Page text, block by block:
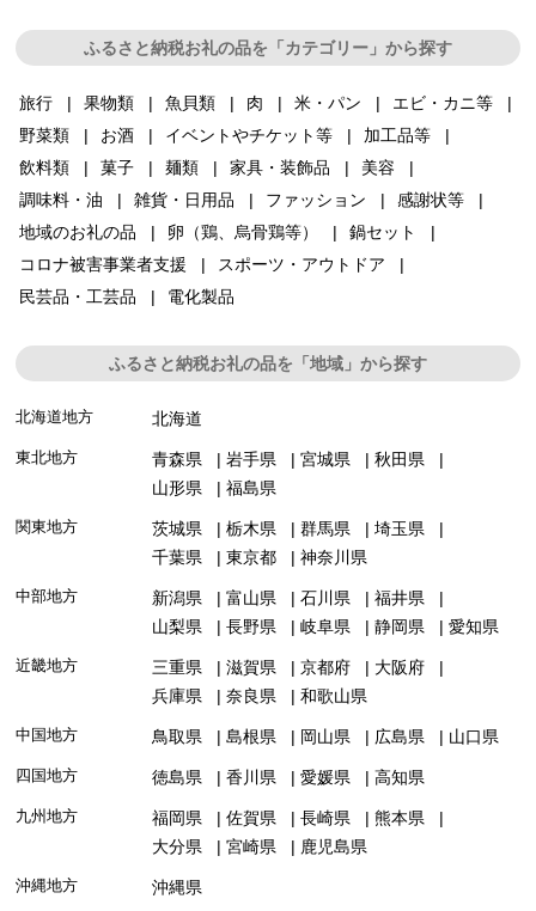
ふるさと納税お礼の品を「カテゴリー」から探す
旅行 果物類 魚貝類 肉 米・パン
エビ・カニ等
野菜類
お酒 イベントやチケット等
加工品等
飲料類
菓子 麺類 家具・装飾品
美容
調味料・油
雑貨・日用品 ファッション
感謝状等
地域のお礼の品
卵（鶏、烏骨鶏等）
鍋セット
コロナ被害事業者支援
スポーツ・アウトドア
民芸品・工芸品
電化製品
ふるさと納税お礼の品を「地域」から探す
北海道地方 北海道
東北地方 青森県 岩手県 宮城県
秋田県
山形県
福島県
関東地方 茨城県 栃木県 群馬県
埼玉県
千葉県
東京都 神奈川県
中部地方 新潟県 富山県 石川県
福井県
山梨県
長野県 岐阜県 静岡県 愛知県
近畿地方 三重県 滋賀県 京都府
大阪府
兵庫県
奈良県 和歌山県
中国地方 鳥取県 島根県 岡山県 広島県 山口県
四国地方 徳島県 香川県 愛媛県 高知県
九州地方 福岡県 佐賀県 長崎県
熊本県
大分県
宮崎県 鹿児島県
沖縄地方 沖縄県